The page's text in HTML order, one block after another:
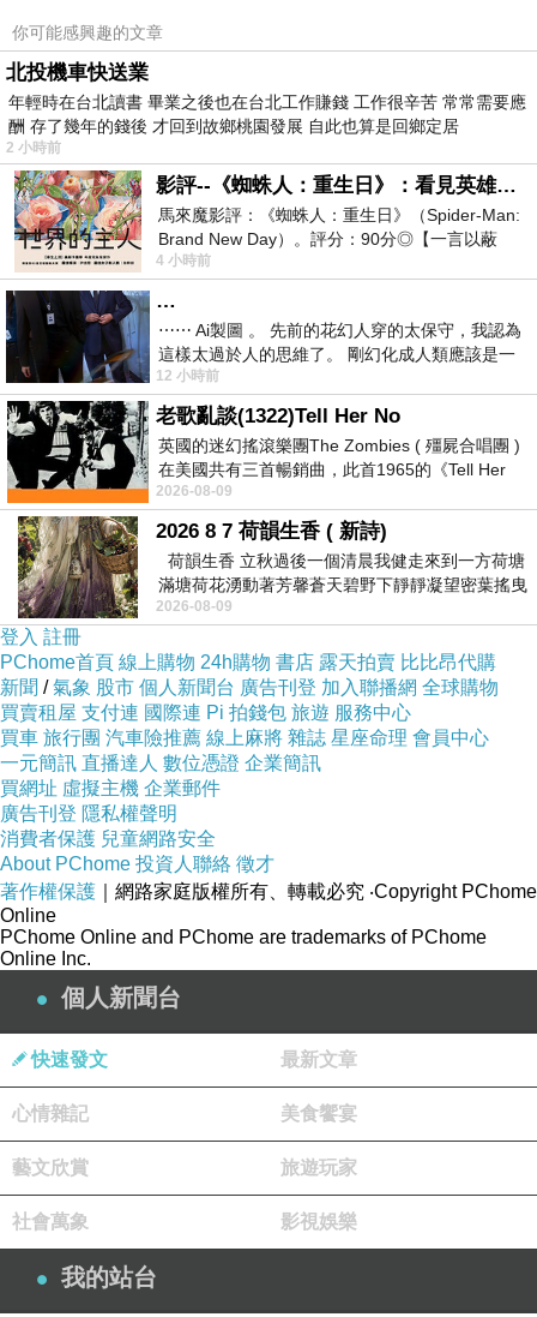
你可能感興趣的文章
北投機車快送業
年輕時在台北讀書 畢業之後也在台北工作賺錢 工作很辛苦 常常需要應
酬 存了幾年的錢後 才回到故鄉桃園發展 自此也算是回鄉定居
2 小時前
影評--《蜘蛛人：重生日》：看見英雄的孤獨與重生
馬來魔影評：《蜘蛛人：重生日》（Spider-Man:
Brand New Day）。評分：90分◎【一言以蔽
之】：一個失去一切的英雄，學會放下孤獨、
4 小時前
…
⋯⋯ Ai製圖 。 先前的花幻人穿的太保守，我認為
這樣太過於人的思維了。 剛幻化成人類應該是一
絲不掛吧？ 當然這樣是創不出
12 小時前
老歌亂談(1322)Tell Her No
英國的迷幻搖滾樂團The Zombies ( 殭屍合唱團 )
在美國共有三首暢銷曲，此首1965的《Tell Her
No》即為其中之一，在告示牌百大單曲
2026-08-09
2026 8 7 荷韻生香 ( 新詩)
荷韻生香 立秋過後一個清晨我健走來到一方荷塘
滿塘荷花湧動著芳馨蒼天碧野下靜靜凝望密葉搖曳
幽泉中復有蛙鳴嘓嘓水波裡搖曳
2026-08-09
登入 註冊
PChome首頁 線上購物 24h購物 書店 露天拍賣 比比昂代購
新聞 /氣象 股市 個人新聞台 廣告刊登 加入聯播網 全球購物
買賣租屋 支付連 國際連 Pi 拍錢包 旅遊 服務中心
買車 旅行團 汽車險推薦 線上麻將 雜誌 星座命理 會員中心
一元簡訊 直播達人 數位憑證 企業簡訊
買網址 虛擬主機 企業郵件
廣告刊登 隱私權聲明
消費者保護 兒童網路安全
About PChome 投資人聯絡 徵才
著作權保護 ｜網路家庭版權所有、轉載必究 ‧Copyright PChome
Online
PChome Online and PChome are trademarks of PChome
Online Inc.
個人新聞台
快速發文 最新文章
心情雜記 美食饗宴
藝文欣賞 旅遊玩家
社會萬象 影視娛樂
我的站台